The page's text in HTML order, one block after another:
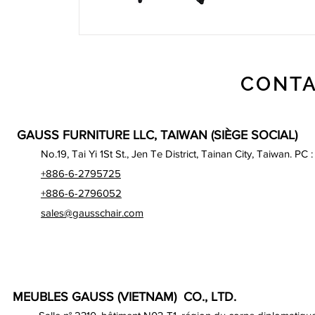
GAUSS FURNITURE LLC, TAIWAN (SIÈGE SOCIAL)
No.19, Tai Yi 1St St., Jen Te District, Tainan City, Taiwan. PC :
+886-6-2795725
+886-6-2796052
sales@gausschair.com
MEUBLES GAUSS (VIETNAM) CO., LTD.